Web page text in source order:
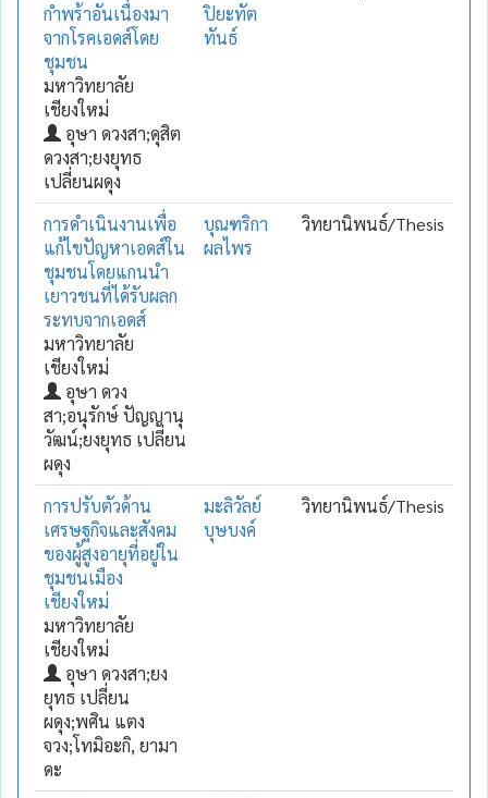
กำพร้าอันเนื่องมา
จากโรคเอดส์โดย
ชุมชน
มหาวิทยาลัย
เชียงใหม่
อุษา ดวงสา;ดุสิต
ดวงสา;ยงยุทธ
เปลี่ยนผดุง
ปิยะทัต
ทันธ์
การดำเนินงานเพื่อ
แก้ไขปัญหาเอดส์ใน
ชุมชนโดยแกนนำ
เยาวชนที่ได้รับผลก
ระทบจากเอดส์
มหาวิทยาลัย
เชียงใหม่
อุษา ดวง
สา;อนุรักษ์ ปัญญานุ
วัฒน์;ยงยุทธ เปลี่ยน
ผดุง
บุณฑริกา
ผลไพร
วิทยานิพนธ์/Thesis
การปรับตัวด้าน
เศรษฐกิจและสังคม
ของผู้สูงอายุที่อยู่ใน
ชุมชนเมือง
เชียงใหม่
มหาวิทยาลัย
เชียงใหม่
อุษา ดวงสา;ยง
ยุทธ เปลี่ยน
ผดุง;พศิน แตง
จวง;โทมิอะกิ, ยามา
ดะ
มะลิวัลย์
บุษบงค์
วิทยานิพนธ์/Thesis